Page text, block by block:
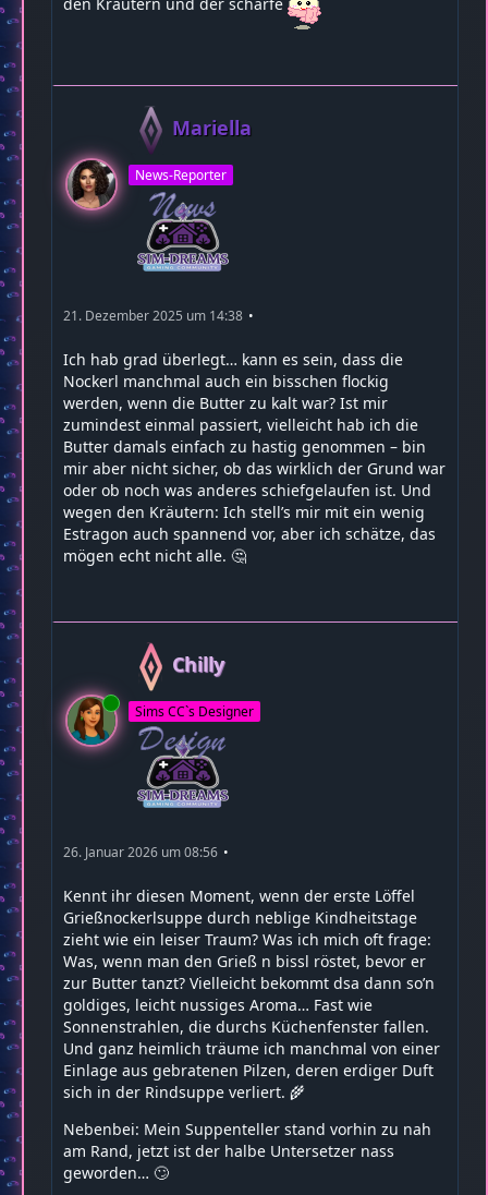
den Kräutern und der schärfe
Mariella
News-Reporter
21. Dezember 2025 um 14:38
Ich hab grad überlegt… kann es sein, dass die
Nockerl manchmal auch ein bisschen flockig
werden, wenn die Butter zu kalt war? Ist mir
zumindest einmal passiert, vielleicht hab ich die
Butter damals einfach zu hastig genommen – bin
mir aber nicht sicher, ob das wirklich der Grund war
oder ob noch was anderes schiefgelaufen ist. Und
wegen den Kräutern: Ich stell’s mir mit ein wenig
Estragon auch spannend vor, aber ich schätze, das
mögen echt nicht alle. 🤔
Online
Chilly
Sims CC`s Designer
26. Januar 2026 um 08:56
Kennt ihr diesen Moment, wenn der erste Löffel
Grießnockerlsuppe durch neblige Kindheitstage
zieht wie ein leiser Traum? Was ich mich oft frage:
Was, wenn man den Grieß n bissl röstet, bevor er
zur Butter tanzt? Vielleicht bekommt dsa dann so’n
goldiges, leicht nussiges Aroma… Fast wie
Sonnenstrahlen, die durchs Küchenfenster fallen.
Und ganz heimlich träume ich manchmal von einer
Einlage aus gebratenen Pilzen, deren erdiger Duft
sich in der Rindsuppe verliert. 🌾
Nebenbei: Mein Suppenteller stand vorhin zu nah
am Rand, jetzt ist der halbe Untersetzer nass
geworden… 🙄